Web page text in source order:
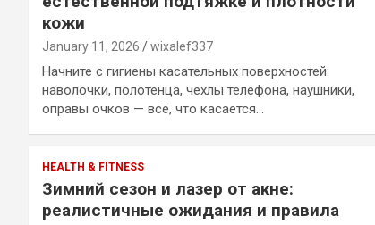
кожи
January 11, 2026 wixalef337
Начните с гигиены касательных поверхностей:
наволочки, полотенца, чехлы телефона, наушники,
оправы очков — всё, что касается…
HEALTH & FITNESS
Зимний сезон и лазер от акне:
реалистичные ожидания и правила